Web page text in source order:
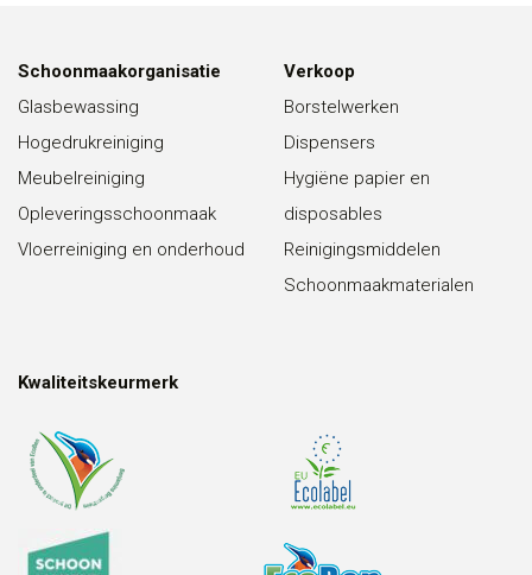
Schoonmaakorganisatie
Glasbewassing
Hogedrukreiniging
Meubelreiniging
Opleveringsschoonmaak
Vloerreiniging en onderhoud
Verkoop
Borstelwerken
Dispensers
Hygiëne papier en
disposables
Reinigingsmiddelen
Schoonmaakmaterialen
Kwaliteitskeurmerk